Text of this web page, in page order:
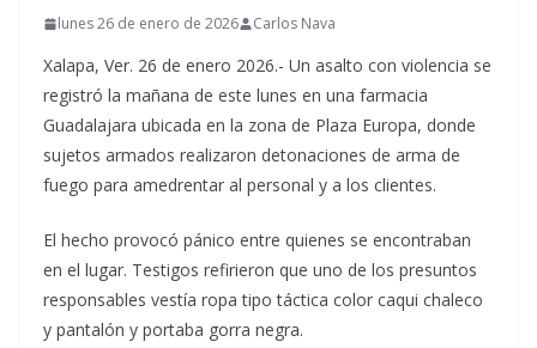
lunes 26 de enero de 2026 Carlos Nava
Xalapa, Ver. 26 de enero 2026.- Un asalto con violencia se
registró la mañana de este lunes en una farmacia
Guadalajara ubicada en la zona de Plaza Europa, donde
sujetos armados realizaron detonaciones de arma de
fuego para amedrentar al personal y a los clientes.
El hecho provocó pánico entre quienes se encontraban
en el lugar. Testigos refirieron que uno de los presuntos
responsables vestía ropa tipo táctica color caqui chaleco
y pantalón y portaba gorra negra.